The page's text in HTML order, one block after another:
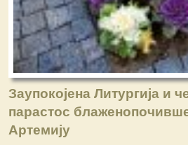
Заупокојена Литургија и
парастос
Артемију